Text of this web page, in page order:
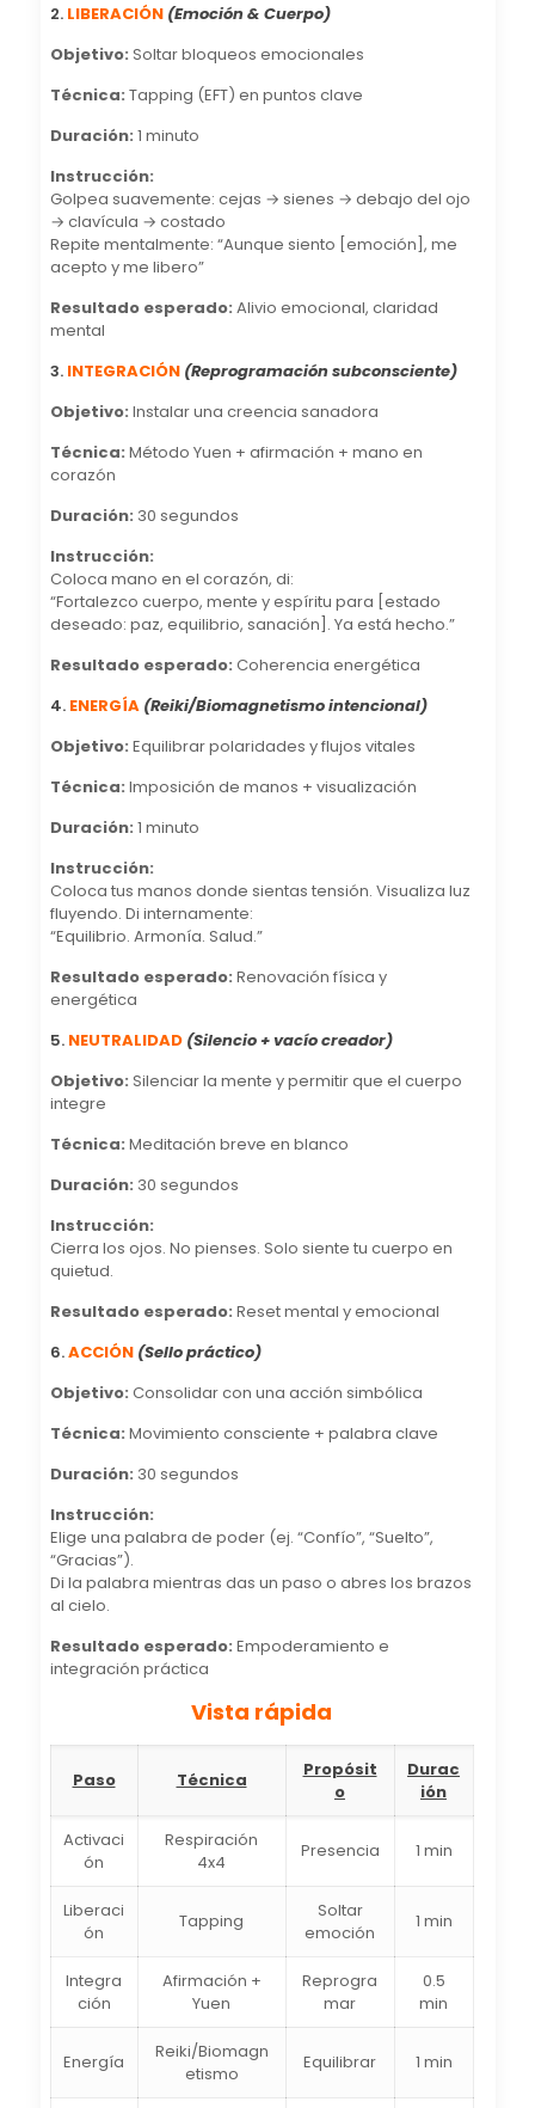
2. LIBERACIÓN (Emoción & Cuerpo)
Objetivo: Soltar bloqueos emocionales
Técnica: Tapping (EFT) en puntos clave
Duración: 1 minuto
Instrucción:
Golpea suavemente: cejas → sienes → debajo del ojo
→ clavícula → costado
Repite mentalmente: “Aunque siento [emoción], me
acepto y me libero”
Resultado esperado: Alivio emocional, claridad
mental
3. INTEGRACIÓN (Reprogramación subconsciente)
Objetivo: Instalar una creencia sanadora
Técnica: Método Yuen + afirmación + mano en
corazón
Duración: 30 segundos
Instrucción:
Coloca mano en el corazón, di:
“Fortalezco cuerpo, mente y espíritu para [estado
deseado: paz, equilibrio, sanación]. Ya está hecho.”
Resultado esperado: Coherencia energética
4. ENERGÍA (Reiki/Biomagnetismo intencional)
Objetivo: Equilibrar polaridades y flujos vitales
Técnica: Imposición de manos + visualización
Duración: 1 minuto
Instrucción:
Coloca tus manos donde sientas tensión. Visualiza luz
fluyendo. Di internamente:
“Equilibrio. Armonía. Salud.”
Resultado esperado: Renovación física y
energética
5. NEUTRALIDAD (Silencio + vacío creador)
Objetivo: Silenciar la mente y permitir que el cuerpo
integre
Técnica: Meditación breve en blanco
Duración: 30 segundos
Instrucción:
Cierra los ojos. No pienses. Solo siente tu cuerpo en
quietud.
Resultado esperado: Reset mental y emocional
6.ACCIÓN (Sello práctico)
Objetivo: Consolidar con una acción simbólica
Técnica: Movimiento consciente + palabra clave
Duración: 30 segundos
Instrucción:
Elige una palabra de poder (ej. “Confío”, “Suelto”,
“Gracias”).
Di la palabra mientras das un paso o abres los brazos
al cielo.
Resultado esperado: Empoderamiento e
integración práctica
Vista rápida
Paso Técnica
Propósit
o
Durac
ión
Activaci
ón
Respiración
4x4
Presencia 1 min
Liberaci
ón
Tapping
Soltar
emoción
1 min
Integra
ción
Afirmación +
Yuen
Reprogra
mar
0.5
min
Energía
Reiki/Biomagn
etismo
Equilibrar 1 min